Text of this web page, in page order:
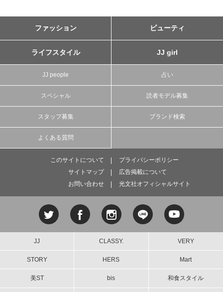
ファッション ビューティ
ライフスタイル JJ girl
JJ people 占い
スペシャル 読者モデル募集
スタッフ募集 ブランド検索
よくある質問
このサイトについて
プライバシーポリシー
サイトマップ
広告掲載について
お問い合わせ
光文社オフィシャルサイト
JJ CLASSY. VERY
STORY HERS Mart
美ST bis 和食スタイル